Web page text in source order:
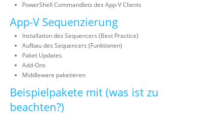
PowerShell Commandlets des App-V Clients
App-V Sequenzierung
Installation des Sequencers (Best Practice)
Aufbau des Sequencers (Funktionen)
Paket Updates
Add-Ons
Middleware paketieren
Beispielpakete mit (was ist zu
beachten?)